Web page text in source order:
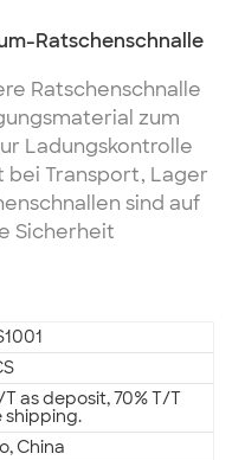
Ratschenschnalle
Ratschenschnalle
zum
Ladungskontrolle
bei Transport, Lager
sind auf
Sicherheit
T as deposit, 70% T/T
shipping.
China